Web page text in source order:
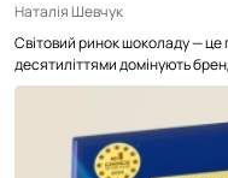
Наталія Шевчук
Світовий ринок шоколаду — це
десятиліттями домінують